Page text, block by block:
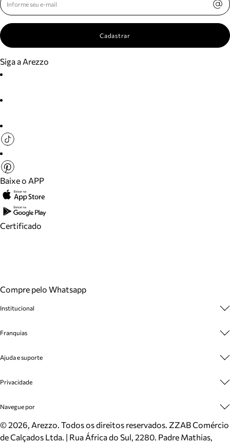
Cadastrar
Siga a Arezzo
Baixe o APP
Certificado
Compre pelo Whatsapp
Institucional
Cashback
Venda Corporativa
Mapa do Site
Inverno
Mundo Arezzo
Franquias
Plano de Negócio
Ajuda e suporte
Cadastro
Meus Pedidos
Trocas e Devoluções
Cartão Presente
Privacidade
Politica e Privacidade
Navegue por
Sapatos
Bolsas
©2026, Arezzo. Todos os direitos reservados. ZZAB Comércio
de Calçados Ltda. | Rua África do Sul, 2280. Padre Mathias,